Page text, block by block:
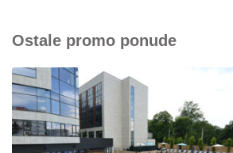
Ostale promo ponude